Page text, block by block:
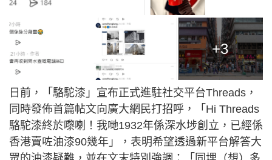
+3
日前，「駱駝漆」宣布正式進駐社交平台Threads，
同時發佈首篇帖文向廣大網民打招呼，「Hi Threads
駱駝漆終於嚟喇！我哋1932年係深水埗創立，已經係
香港賣咗油漆90幾年」，表明希望透過新平台解答大